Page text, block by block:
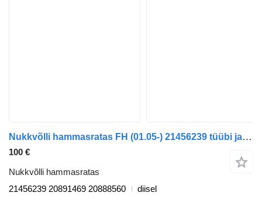
Nukkvõlli hammasratas FH (01.05-) 21456239 tüübi jaoks veoauto Volvo FH12, FH16, NH12, FH, VNL780 (1993-2014)
100 €
Nukkvõlli hammasratas
21456239 20891469 20888560
diisel